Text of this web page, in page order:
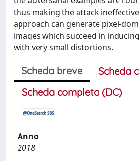
thus making the attack
approach can generate pixel-
images which succeed in
with very small distortions.
Scheda breve
Scheda
Scheda completa (DC)
Anno
2018